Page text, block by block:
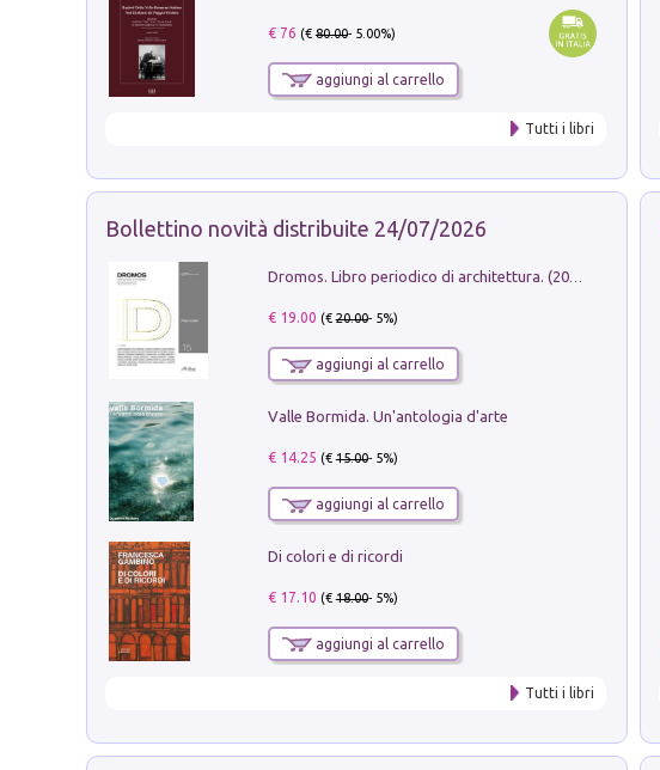
€ 76 (€80.00- 5.00%)
aggiungi al carrello
Tutti i libri
Bollettino novità distribuite 24/07/2026
Dromos. Libro periodico di architettura. (2026). Vol. 15: Post-model
€ 19.00 (€20.00- 5%)
aggiungi al carrello
Valle Bormida. Un'antologia d'arte
€ 14.25 (€15.00- 5%)
aggiungi al carrello
Di colori e di ricordi
€ 17.10 (€18.00- 5%)
aggiungi al carrello
Tutti i libri